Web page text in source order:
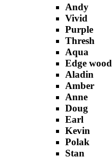
Andy
Vivid
Purple
Thresh
Aqua
Edge wood
Aladin
Amber
Anne
Doug
Earl
Kevin
Polak
Stan